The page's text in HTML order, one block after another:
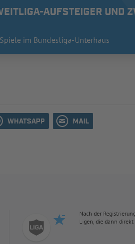
AUFSTEIGER UND
im Bundesliga-Unterhaus
WHATSAPP MAIL
Nach der
Ligen, die dann